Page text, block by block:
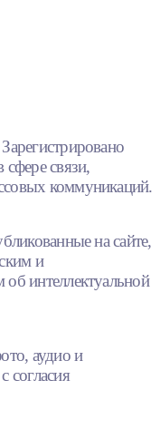
связи,
коммуникаций.
на сайте,
и
интеллектуальной
аудио и
согласия